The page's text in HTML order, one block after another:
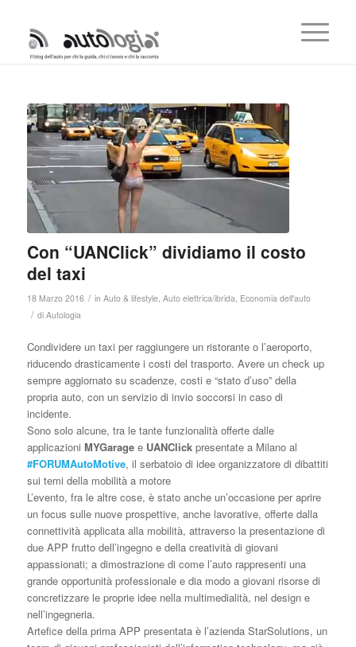
Con “UANClick” dividiamo il costo
del taxi
18 Marzo 2016 / in Auto & lifestyle, Auto elettrica/ibrida, Economia dell'auto
/ di Autologia
Condividere un taxi per raggiungere un ristorante o l’aeroporto,
riducendo drasticamente i costi del trasporto. Avere un check up
sempre aggiornato su scadenze, costi e “stato d’uso” della
propria auto, con un servizio di invio soccorsi in caso di
incidente.
Sono solo alcune, tra le tante funzionalità offerte dalle
applicazioni MYGaragee UANClickpresentate a Milano al
#FORUMAutoMotive, il serbatoio di idee organizzatore di dibattiti
sui temi della mobilità a motore
L’evento, fra le altre cose, è stato anche un’occasione per aprire
un focus sulle nuove prospettive, anche lavorative, offerte dalla
connettività applicata alla mobilità, attraverso la presentazione di
due APP frutto dell’ingegno e della creatività di giovani
appassionati; a dimostrazione di come l’auto rappresenti una
grande opportunità professionale e dia modo a giovani risorse di
concretizzare le proprie idee nella multimedialità, nel design e
nell’ingegneria.
Artefice della prima APP presentata è l’azienda StarSolutions, un